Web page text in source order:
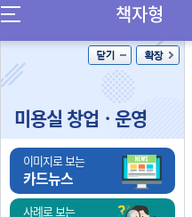
책자형
미용실 창업ㆍ운영
이미지로 보는
카드뉴스
사례로 보는